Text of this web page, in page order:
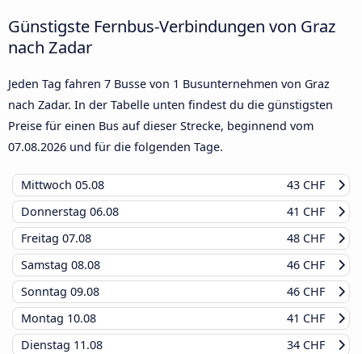
Günstigste Fernbus-Verbindungen von Graz
nach Zadar
Jeden Tag fahren 7 Busse von 1 Busunternehmen von Graz
nach Zadar. In der Tabelle unten findest du die günstigsten
Preise für einen Bus auf dieser Strecke, beginnend vom
07.08.2026 und für die folgenden Tage.
Mittwoch 05.08
43 CHF
Donnerstag 06.08
41 CHF
Freitag 07.08
48 CHF
Samstag 08.08
46 CHF
Sonntag 09.08
46 CHF
Montag 10.08
41 CHF
Dienstag 11.08 34 CHF